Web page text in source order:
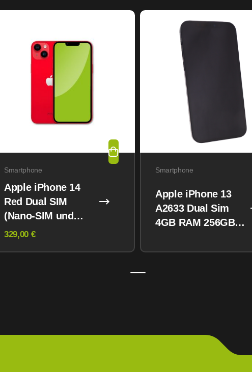
Smartphone
Apple iPhone 14
Red Dual SIM
(Nano-SIM und
eSIM) 128GB
329,00 €
Smartphone
Apple iPhone 13
A2633 Dual Sim
4GB RAM 256GB